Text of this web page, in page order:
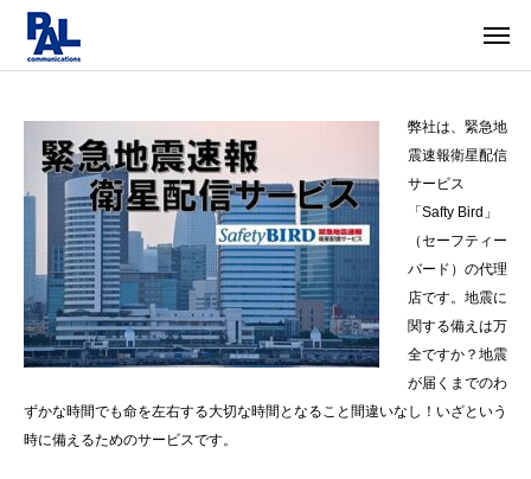
弊社は、緊急地
震速報衛星配信
サービス
「Safty Bird」
（セーフティー
バード）の代理
店です。地震に
関する備えは万
全ですか？地震
が届くまでのわ
ずかな時間でも命を左右する大切な時間となること間違いなし！いざという
時に備えるためのサービスです。